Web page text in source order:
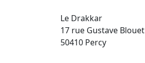
Le Drakkar
17 rue Gustave Blouet
50410 Percy